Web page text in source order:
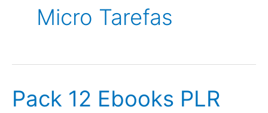
Micro Tarefas
Pack 12 Ebooks PLR